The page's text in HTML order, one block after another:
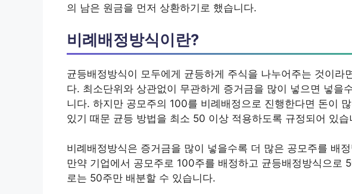
의 남은 원금을 먼저 상환하기로 했습니다.
비례배정방식이란?
균등배정방식이 모두에게 균등하게 주식을 나누어주는 것이라
다. 최소단위와 상관없이 무관하게 증거금을 많이 넣으면 넣을
니다. 하지만 공모주의 100를 비례배정으로 진행한다면 돈이
있기 때문 균등 방법을 최소 50 이상 적용하도록 규정되어 있습
비례배정방식은 증거금을 많이 넣을수록 더 많은 공모주를 배
만약 기업에서 공모주로 100주를 배정하고 균등배정방식으로
로는 50주만 배분할 수 있습니다.